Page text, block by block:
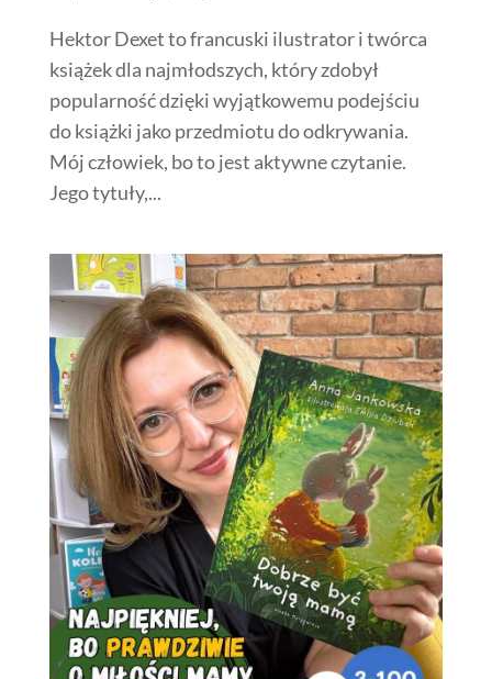
Hektor Dexet to francuski ilustrator i twórca
książek dla najmłodszych, który zdobył
popularność dzięki wyjątkowemu podejściu
do książki jako przedmiotu do odkrywania.
Mój człowiek, bo to jest aktywne czytanie.
Jego tytuły,...